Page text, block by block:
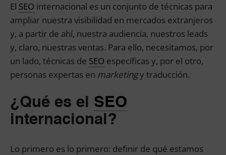
El SEO internacional es un conjunto de técnicas para
ampliar nuestra visibilidad en mercados extranjeros
y, a partir de ahí, nuestra audiencia, nuestros leads
y, claro, nuestras ventas. Para ello, necesitamos, por
un lado, técnicas de SEO específicas y, por el otro,
personas expertas en marketingy traducción.
¿Qué es el SEO
internacional?
Lo primero es lo primero: definir de qué estamos